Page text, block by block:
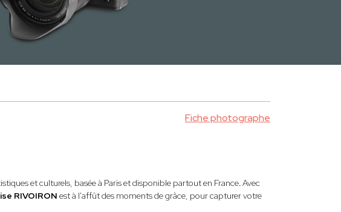
Fiche photographe
et culturels, basée à Paris et disponible partout en France.Avec
RIVOIRON est à l'affût des moments de grâce, pour capturer votre